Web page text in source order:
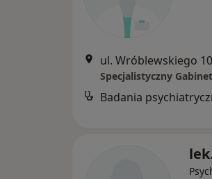
ul. Wróblewskiego
Badania